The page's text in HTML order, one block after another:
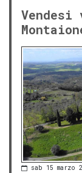
sab 15 marzo